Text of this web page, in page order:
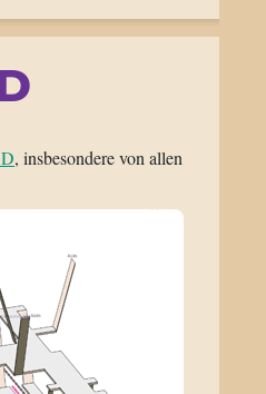
, insbesondere von allen